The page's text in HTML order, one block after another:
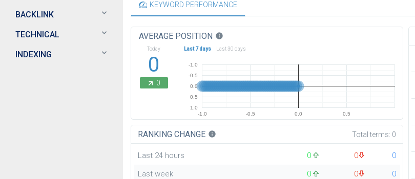
BACKLINK
TECHNICAL
INDEXING
KEYWORD PERFORMANCE
AVERAGE POSITION info
Today
0
0
Last 7 days Last 30 days
-1.0 -0.5 0.0 0.5
-1.0
-0.5
0.0
0.5
1.0
RANKING CHANGE info Total terms: 0
Last 24 hours 0 0
0
Last week
0 0
0